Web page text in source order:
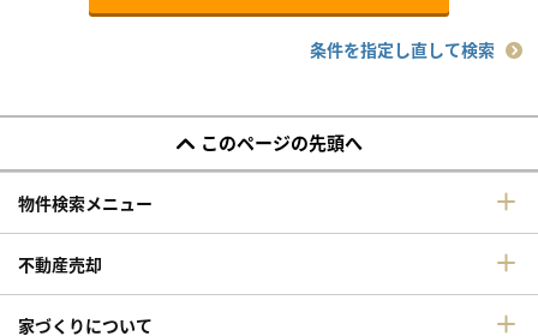
条件を指定し直して検索
このページの先頭へ
物件検索メニュー
不動産売却
家づくりについて